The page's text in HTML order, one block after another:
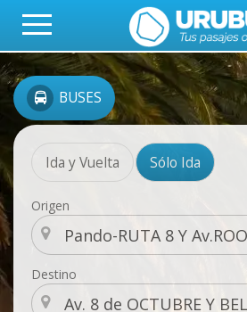
BUSES
Ida y Vuelta Sólo Ida
Origen
Destino